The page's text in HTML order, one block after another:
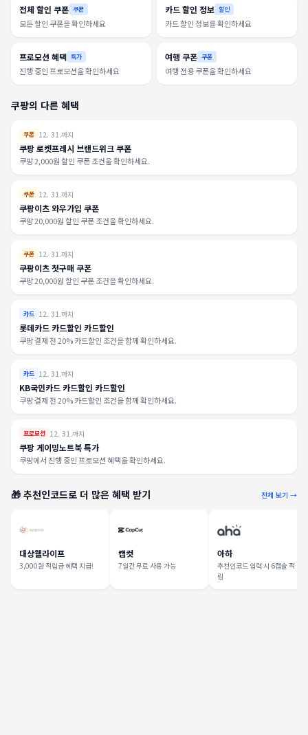
전체 할인 쿠폰 쿠폰
모든 할인 쿠폰을 확인하세요
카드 할인 정보 할인
카드 할인 정보를 확인하세요
프로모션 혜택 특가
진행 중인 프로모션을 확인하세요
여행 쿠폰 쿠폰
여행 전용 쿠폰을 확인하세요
쿠팡의 다른 혜택
쿠폰 12. 31.까지
쿠팡 로켓프레시 브랜드위크 쿠폰
쿠팡 2,000원 할인 쿠폰 조건을 확인하세요.
쿠폰 12. 31.까지
쿠팡이츠 와우가입 쿠폰
쿠팡 20,000원 할인 쿠폰 조건을 확인하세요.
쿠폰 12. 31.까지
쿠팡이츠 첫구매 쿠폰
쿠팡 20,000원 할인 쿠폰 조건을 확인하세요.
카드 12. 31.까지
롯데카드 카드할인 카드할인
쿠팡 결제 전 20% 카드할인 조건을 함께 확인하세요.
카드 12. 31.까지
KB국민카드 카드할인 카드할인
쿠팡 결제 전 20% 카드할인 조건을 함께 확인하세요.
프로모션 12. 31.까지
쿠팡 게이밍노트북 특가
쿠팡에서 진행 중인 프로모션 혜택을 확인하세요.
🎁 추천인코드로 더 많은 혜택 받기 전체 보기 →
대상웰라이프
3,000원 적립금 혜택 지급!
캡컷
7일간 무료 사용 가능
아하
추천인코드 입력 시 6캡슐 적
립